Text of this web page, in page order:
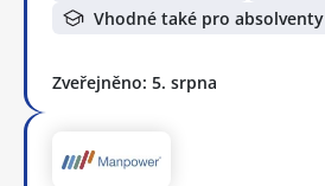
Vhodné také pro absolventy
Zveřejněno: 5. srpna